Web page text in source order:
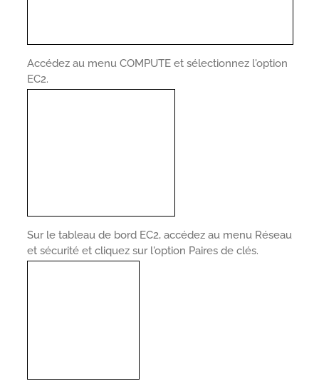
Accédez au menu COMPUTE et sélectionnez l'option
EC2.
Sur le tableau de bord EC2, accédez au menu Réseau
et sécurité et cliquez sur l'option Paires de clés.